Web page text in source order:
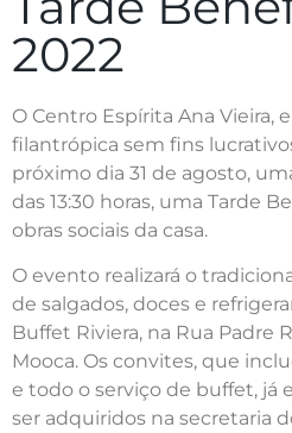
2022
O Centro Espírita Ana Vieira,
filantrópica sem fins
próximo dia 31 de agosto,
das 13:30 horas, uma Tarde
obras sociais da casa.
O evento realizará o
de salgados, doces e
Buffet Riviera, na Rua Padre
Mooca. Os convites, que
e todo o serviço de buffet, já
ser adquiridos na secretaria